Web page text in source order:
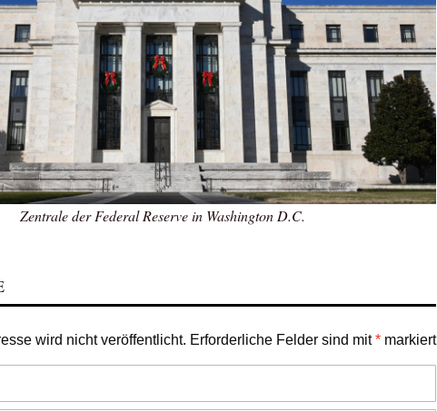
Zentrale der Federal Reserve in Washington D.C.
wird nicht veröffentlicht. Erforderliche Felder sind mit* markiert